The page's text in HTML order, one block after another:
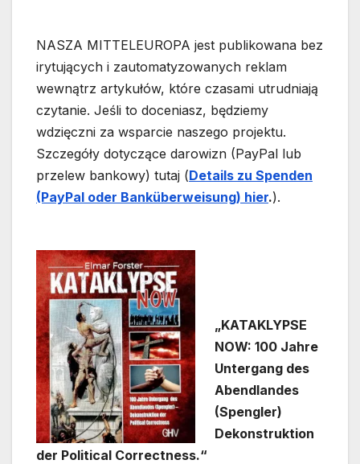
NASZA MITTELEUROPA jest publikowana bez
irytujących i zautomatyzowanych reklam
wewnątrz artykułów, które czasami utrudniają
czytanie. Jeśli to doceniasz, będziemy
wdzięczni za wsparcie naszego projektu.
Szczegóły dotyczące darowizn (PayPal lub
przelew bankowy) tutaj (Details zu Spenden
(PayPal oder Banküberweisung) hier.).
„KATAKLYPSE
NOW: 100 Jahre
Untergang des
Abendlandes
(Spengler)
Dekonstruktion
der Political Correctness.“